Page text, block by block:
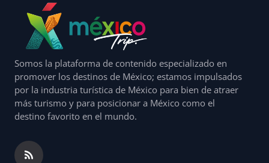
Somos la plataforma de contenido especializado en
promover los destinos de México; estamos impulsados
por la industria turística de México para bien de atraer
más turismo y para posicionar a México como el
destino favorito en el mundo.